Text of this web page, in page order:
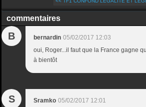
commentaires
B bernardin 05/02/2017 12:03
oui, Roger...il faut que la France gagne
à bientôt
S Sramko 05/02/2017 12:01